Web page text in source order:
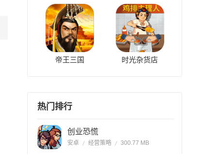
帝王三国 时光杂货店
热门排行
创业恐慌
安卓 经营策略 300.77 MB